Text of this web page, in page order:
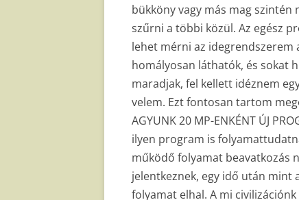
bükköny vagy más mag szintén
szűrni a többi közül. Az egész
lehet mérni az idegrendszerem
homályosan láthatók, és sokat
maradjak, fel kellett idéznem
velem. Ezt fontosan tartom
AGYUNK 20 MP-ENKÉNT ÚJ
ilyen program is
működő folyamat beavatkozás
jelentkeznek, egy idő után mint
folyamat elhal. A mi